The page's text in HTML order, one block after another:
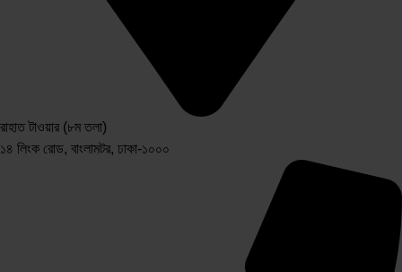
রাহাত টাওয়ার (৮ম তলা)
১৪ লিংক রোড, বাংলামটর, ঢাকা-১০০০